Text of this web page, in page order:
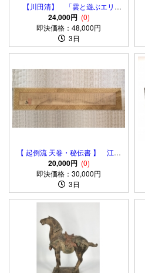
【川田清】 「雲と遊ぶエリ
ナ」 昭和47年（1972） 真
作 テラコッタ 銘落款有り
24,000円 (0)
即決価格：48,000円
3日
【 起倒流 天巻・秘伝書 】 江戸
初期発祥柔術 天保10年の肉筆書
20,000円 (0)
即決価格：30,000円
3日